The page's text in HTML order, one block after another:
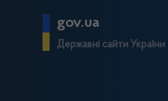
gov.ua
Державні сайти України